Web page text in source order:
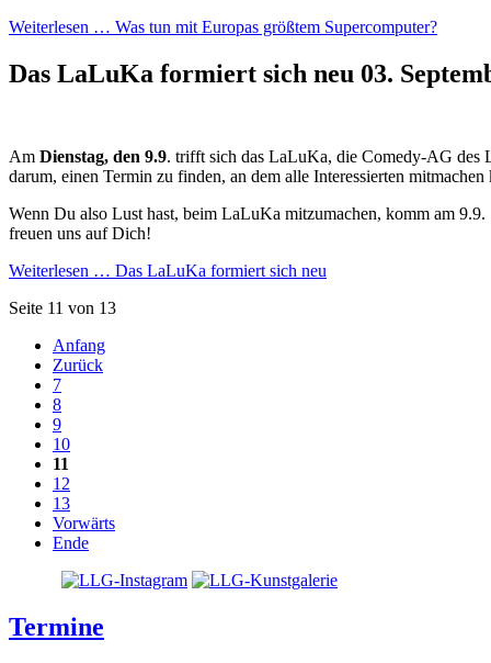
Weiterlesen … Was tun mit Europas größtem Supercomputer?
Das LaLuKa formiert sich neu 03.
Am Dienstag, den 9.9. trifft sich das LaLuKa, die Comedy-AG des
darum, einen Termin zu finden, an dem alle Interessierten mitmachen
Wenn Du also Lust hast, beim LaLuKa mitzumachen, komm am
freuen uns auf Dich!
Weiterlesen … Das LaLuKa formiert sich neu
Seite 11 von 13
Anfang
Zurück
7
8
9
10
11
12
13
Vorwärts
Ende
Termine